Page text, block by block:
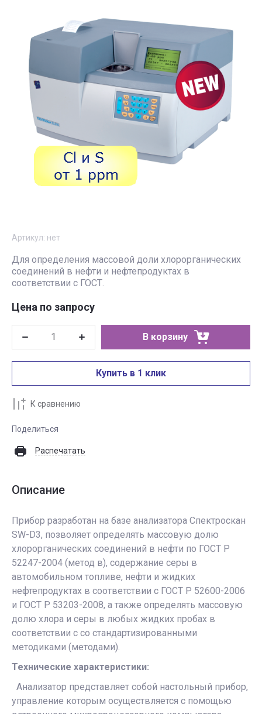
Артикул: нет
Для определения массовой доли хлорорганических
соединений в нефти и нефтепродуктах в
соответствии с ГОСТ.
Цена по запросу
В корзину
Купить в 1 клик
К сравнению
Поделиться
Распечатать
Описание
Прибор разработан на базе анализатора Спектроскан
SW-D3, позволяет определять массовую долю
хлорорганических соединений в нефти по ГОСТ Р
52247-2004 (метод в), содержание серы в
автомобильном топливе, нефти и жидких
нефтепродуктах в соответствии с ГОСТ Р 52600-2006
и ГОСТ Р 53203-2008, а также определять массовую
долю хлора и серы в любых жидких пробах в
соответствии с со стандартизированными
методиками (методами).
Технические характеристики:
Анализатор представляет собой настольный прибор,
управление которым осуществляется с помощью